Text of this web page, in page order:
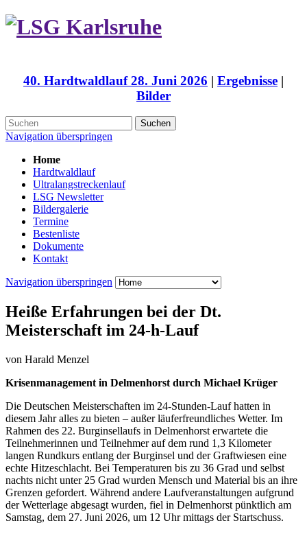
40. Hardtwaldlauf 28. Juni 2026 | Ergebnisse |
Bilder
Suchen
Navigation überspringen
Home
Hardtwaldlauf
Ultralangstreckenlauf
LSG Newsletter
Bildergalerie
Termine
Bestenliste
Dokumente
Kontakt
Navigation überspringen
Heiße Erfahrungen bei der Dt.
Meisterschaft im 24-h-Lauf
von Harald Menzel
Krisenmanagement in Delmenhorst durch Michael Krüger
Die Deutschen Meisterschaften im 24-Stunden-Lauf hatten in
diesem Jahr alles zu bieten – außer läuferfreundliches Wetter. Im
Rahmen des 22. Burginsellaufs in Delmenhorst erwartete die
Teilnehmerinnen und Teilnehmer auf dem rund 1,3 Kilometer
langen Rundkurs entlang der Burginsel und der Graftwiesen eine
echte Hitzeschlacht. Bei Temperaturen bis zu 36 Grad und selbst
nachts nicht unter 25 Grad wurden Mensch und Material bis an ihre
Grenzen gefordert. Während andere Laufveranstaltungen aufgrund
der Wetterlage abgesagt wurden, fiel in Delmenhorst pünktlich am
Samstag, dem 27. Juni 2026, um 12 Uhr mittags der Startschuss.